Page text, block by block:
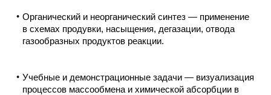
Органический и неорганический синтез — применение
в схемах продувки, насыщения, дегазации, отвода
газообразных продуктов реакции.
Учебные и демонстрационные задачи — визуализация
процессов массообмена и химической абсорбции в